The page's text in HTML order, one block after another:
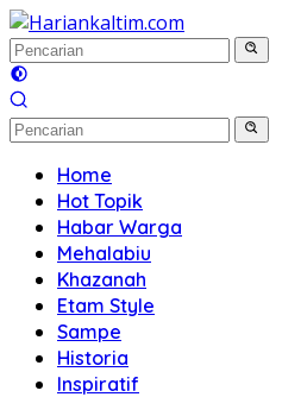
Langsung
ke
konten
Home
Hot Topik
Habar Warga
Mehalabiu
Khazanah
Etam Style
Sampe
Historia
Inspiratif